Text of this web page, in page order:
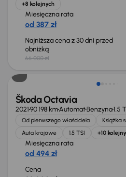
+8 kolejnych
Miesięczna rata
od 387 zł
Najniższa cena z 30 dni przed
obniżką
66 000 zł
Świeżo skupione
Škoda Octavia
202190 198 kmAutomatBenzyna1.5
Od pierwszego właściciela
Książka
Auta krajowe
1.5 TSI +10
Miesięczna rata
od 494 zł
Cena